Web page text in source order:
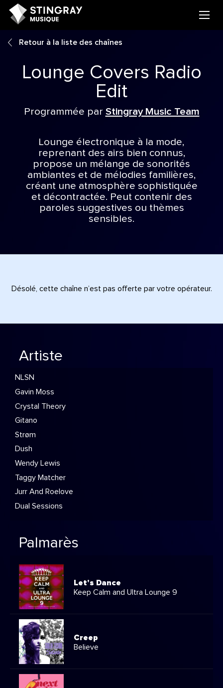
Retour à la liste des chaînes
Lounge Covers Radio
Edit
Programmée par Stingray Music Team
Lounge électronique à la mode,
reprenant des airs bien connus,
propose un mélange de sonorités
ambiantes et de mélodies familières,
créant une atmosphère sophistiquée
et décontractée. Peut contenir des
paroles suggestives ou thèmes
sensibles.
Désolé, cette chaîne n’est pas offerte par votre opérateur.
Artiste
NLSN
Gavin Moss
Crystal Theory
Gitano
Strøm
Dush
Wendy Lewis
Taggy Matcher
Jurr And Roelove
Dual Sessions
Palmarès
Let's Dance
Keep Calm and Ultra Lounge 9
Creep
Believe